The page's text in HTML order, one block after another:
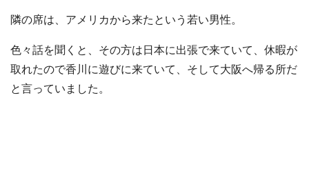
隣の席は、アメリカから来たという若い男性。
色々話を聞くと、その方は日本に出張で来ていて、休暇が
取れたので香川に遊びに来ていて、そして大阪へ帰る所だ
と言っていました。